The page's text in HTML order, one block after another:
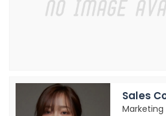
Sales
Marketing